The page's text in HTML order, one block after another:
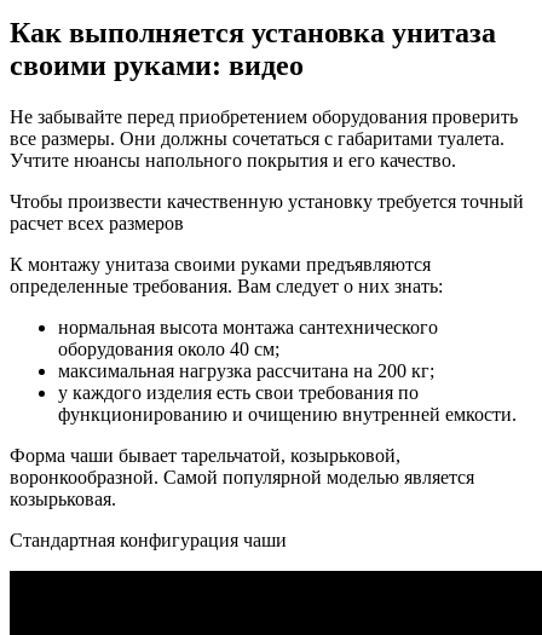
Как выполняется установка унитаза
своими руками: видео
Не забывайте перед приобретением оборудования проверить
все размеры. Они должны сочетаться с габаритами туалета.
Учтите нюансы напольного покрытия и его качество.
Чтобы произвести качественную установку требуется точный
расчет всех размеров
К монтажу унитаза своими руками предъявляются
определенные требования. Вам следует о них знать:
нормальная высота монтажа сантехнического
оборудования около 40 см;
максимальная нагрузка рассчитана на 200 кг;
у каждого изделия есть свои требования по
функционированию и очищению внутренней емкости.
Форма чаши бывает тарельчатой, козырьковой,
воронкообразной. Самой популярной моделью является
козырьковая.
Стандартная конфигурация чаши